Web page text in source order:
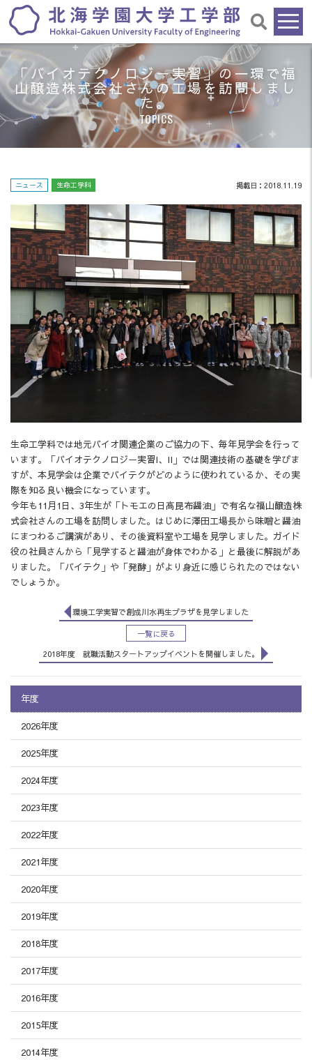
「バイオテクノロジー実習」の一環で福
山醸造株式会社さんの工場を訪問しまし
た。
TOPICS
ニュース 生命工学科 掲載日：2018.11.19
生命工学科では地元バイオ関連企業のご協力の下、毎年見学会を行って
います。「バイオテクノロジー実習I、II」では関連技術の基礎を学びま
すが、本見学会は企業でバイテクがどのように使われているか、その実
際を知る良い機会になっています。
今年も11月1日、3年生が「トモエの日高昆布醤油」で有名な福山醸造株
式会社さんの工場を訪問しました。はじめに澤田工場長から味噌と醤油
にまつわるご講演があり、その後資料室や工場を見学しました。ガイド
役の社員さんから「見学すると醤油が身体でわかる」と最後に解説があ
りました。「バイテク」や「発酵」がより身近に感じられたのではない
でしょうか。
環境工学実習で創成川水再生プラザを見学しました
一覧に戻る
2018年度 就職活動スタートアップイベントを開催しました。
年度
2026年度
2025年度
2024年度
2023年度
2022年度
2021年度
2020年度
2019年度
2018年度
2017年度
2016年度
2015年度
2014年度